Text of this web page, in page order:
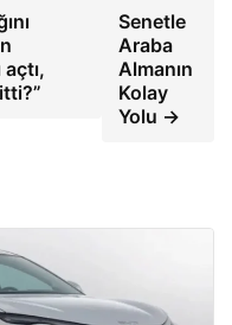
Senetle
Araba
Almanın
Kolay
Yolu →